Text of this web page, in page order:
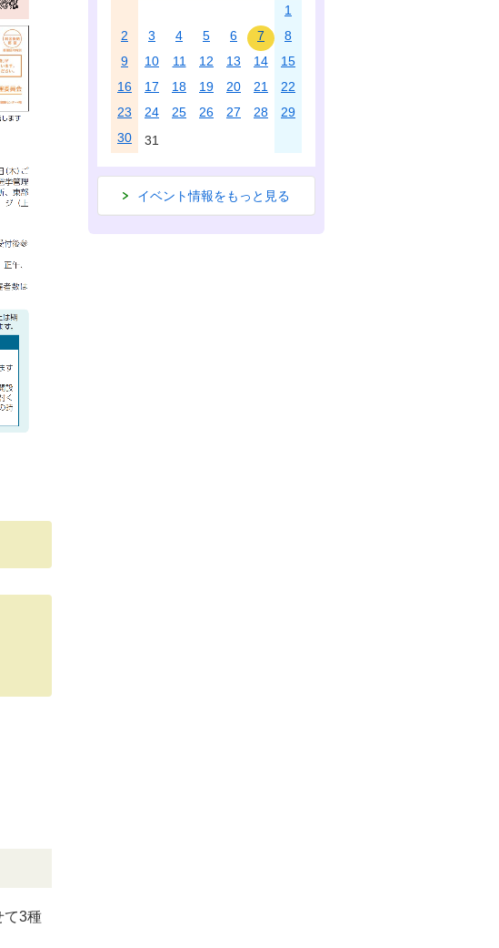
て3種
1
2
3 4 5 6 7
8
9
10 11 12 13 14
15
16
17 18 19 20 21
22
23
24 25 26 27 28
29
30
31
イベント情報をもっと見る